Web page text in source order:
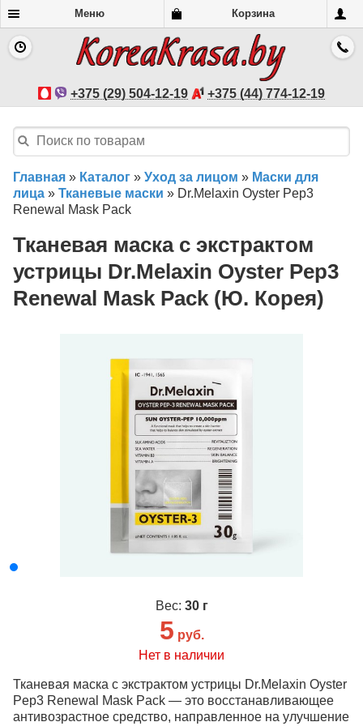
Меню Корзина
+375 (29) 504-12-19 +375 (44) 774-12-19
Главная » Каталог » Уход за лицом » Маски для
лица » Тканевые маски » Dr.Melaxin Oyster Pep3
Renewal Mask Pack
Тканевая маска с экстрактом
устрицы Dr.Melaxin Oyster Pep3
Renewal Mask Pack (Ю. Корея)
Вес: 30 г
5 руб.
Нет в наличии
Тканевая маска с экстрактом устрицы Dr.Melaxin Oyster
Pep3 Renewal Mask Pack — это восстанавливающее
антивозрастное средство, направленное на улучшение